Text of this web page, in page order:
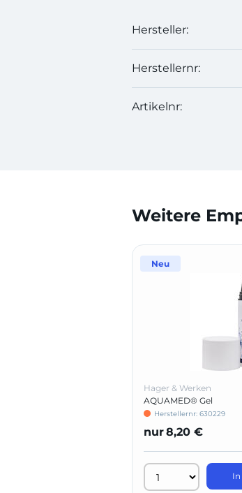
Hersteller:
Herstellernr:
Artikelnr:
Weitere
Neu
Hager & Werken
AQUAMED® Gel
Herstellernr: 630229
nur8,20 €